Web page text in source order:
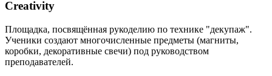
Creativity
Площадка, посвящённая рукоделию по технике "декупаж".
Ученики создают многочисленные предметы (магниты,
коробки, декоративные свечи) под руководством
преподавателей.